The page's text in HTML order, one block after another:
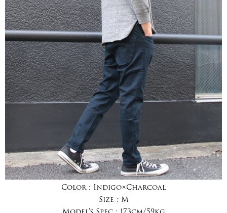
Color : Indigo×Charcoal
Size : M